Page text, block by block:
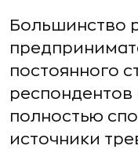
Большинство
постоянного
респондентов
полностью
источники